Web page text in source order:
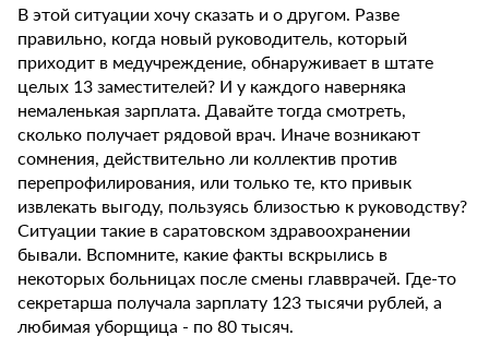
В этой ситуации хочу сказать и о другом. Разве
правильно, когда новый руководитель, который
приходит в медучреждение, обнаруживает в штате
целых 13 заместителей? И у каждого наверняка
немаленькая зарплата. Давайте тогда смотреть,
сколько получает рядовой врач. Иначе возникают
сомнения, действительно ли коллектив против
перепрофилирования, или только те, кто привык
извлекать выгоду, пользуясь близостью к руководству?
Ситуации такие в саратовском здравоохранении
бывали. Вспомните, какие факты вскрылись в
некоторых больницах после смены главврачей. Где-то
секретарша получала зарплату 123 тысячи рублей, а
любимая уборщица - по 80 тысяч.